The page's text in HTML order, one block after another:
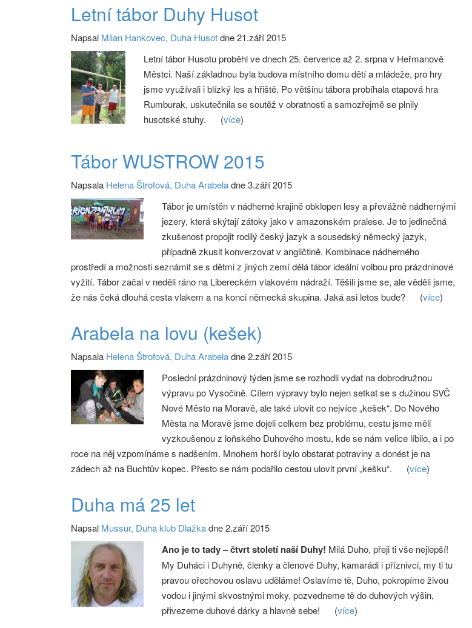
Letní tábor Duhy Husot
Napsal Milan Hankovec, Duha Husotdne 21.září 2015
Letní tábor Husotu proběhl ve dnech 25. července až 2. srpna v Heřmanově
Městci. Naší základnou byla budova místního domu dětí a mládeže, pro hry
jsme využívali i blízký les a hřiště. Po většinu tábora probíhala etapová hra
Rumburak, uskutečnila se soutěž v obratnosti a samozřejmě se plnily
husotské stuhy.
(více)
Tábor WUSTROW 2015
Napsala Helena Štrofová, Duha Arabeladne 3.září 2015
Tábor je umístěn v nádherné krajině obklopen lesy a převážně nádhernými
jezery, která skýtají zátoky jako v amazonském pralese. Je to jedinečná
zkušenost propojit rodilý český jazyk a sousedský německý jazyk,
případně zkusit konverzovat v angličtině. Kombinace nádherného
prostředí a možnosti seznámit se s dětmi z jiných zemí dělá tábor ideální volbou pro prázdninové
vyžití. Tábor začal v neděli ráno na Libereckém vlakovém nádraží. Těšili jsme se, ale věděli jsme,
že nás čeká dlouhá cesta vlakem a na konci německá skupina. Jaká asi letos bude?
(více)
Arabela na lovu (kešek)
Napsala Helena Štrofová, Duha Arabeladne 2.září 2015
Poslední prázdninový týden jsme se rozhodli vydat na dobrodružnou
výpravu po Vysočině. Cílem výpravy bylo nejen setkat se s dužinou SVČ
Nové Město na Moravě, ale také ulovit co nejvíce „kešek“. Do Nového
Města na Moravě jsme dojeli celkem bez problému, cestu jsme měli
vyzkoušenou z loňského Duhového mostu, kde se nám velice líbilo, a i po
roce na něj vzpomínáme s nadšením. Mnohem horší bylo obstarat potraviny a donést je na
zádech až na Buchtův kopec. Přesto se nám podařilo cestou ulovit první „kešku“.
(více)
Duha má 25 let
Napsal Mussur, Duha klub Dlažkadne 2.září 2015
Ano je to tady – čtvrt století naší Duhy! Milá Duho, přeji ti vše nejlepší!
My Duháci i Duhyně, členky a členové Duhy, kamarádi i příznivci, my ti tu
pravou ořechovou oslavu uděláme! Oslavíme tě, Duho, pokropíme živou
vodou i jinými skvostnými moky, pozvedneme tě do duhových výšin,
přivezeme duhové dárky a hlavně sebe!
(více)